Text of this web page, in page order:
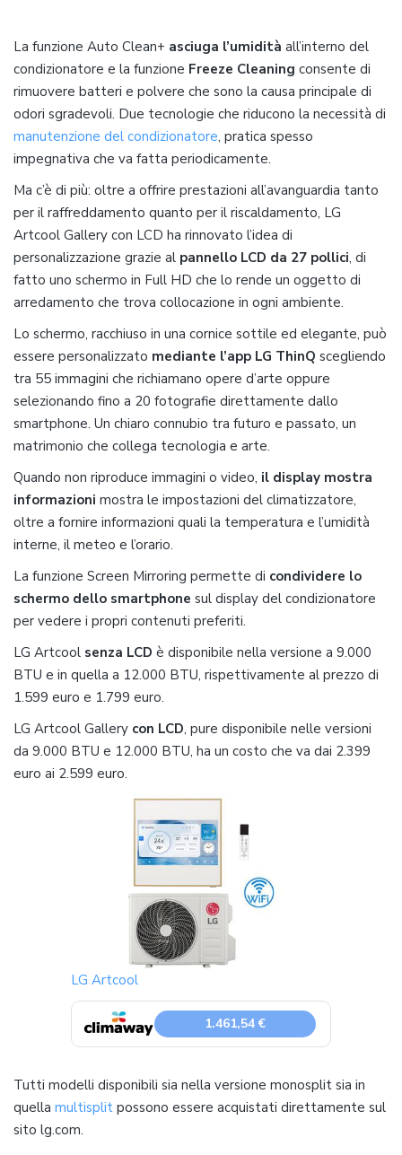
La funzione Auto Clean+ asciuga l’umidità all’interno del
condizionatore e la funzione Freeze Cleaning consente di
rimuovere batteri e polvere che sono la causa principale di
odori sgradevoli. Due tecnologie che riducono la necessità di
manutenzione del condizionatore, pratica spesso
impegnativa che va fatta periodicamente.
Ma c’è di più: oltre a offrire prestazioni all’avanguardia tanto
per il raffreddamento quanto per il riscaldamento, LG
Artcool Gallery con LCD ha rinnovato l’idea di
personalizzazione grazie al pannello LCD da 27 pollici, di
fatto uno schermo in Full HD che lo rende un oggetto di
arredamento che trova collocazione in ogni ambiente.
Lo schermo, racchiuso in una cornice sottile ed elegante, può
essere personalizzato mediante l’app LG ThinQ scegliendo
tra 55 immagini che richiamano opere d’arte oppure
selezionando fino a 20 fotografie direttamente dallo
smartphone. Un chiaro connubio tra futuro e passato, un
matrimonio che collega tecnologia e arte.
Quando non riproduce immagini o video, il display mostra
informazioni mostra le impostazioni del climatizzatore,
oltre a fornire informazioni quali la temperatura e l’umidità
interne, il meteo e l’orario.
La funzione Screen Mirroring permette di condividere lo
schermo dello smartphone sul display del condizionatore
per vedere i propri contenuti preferiti.
LG Artcool senza LCD è disponibile nella versione a 9.000
BTU e in quella a 12.000 BTU, rispettivamente al prezzo di
1.599 euro e 1.799 euro.
LG Artcool Gallery con LCD, pure disponibile nelle versioni
da 9.000 BTU e 12.000 BTU, ha un costo che va dai 2.399
euro ai 2.599 euro.
LG Artcool
1.461,54 €
Tutti modelli disponibili sia nella versione monosplit sia in
quella multisplit possono essere acquistati direttamente sul
sito lg.com.